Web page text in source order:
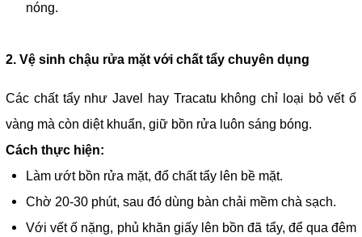
nóng.
2. Vệ sinh chậu rửa mặt với chất tẩy chuyên dụng
Các chất tẩy như Javel hay Tracatu không chỉ loại bỏ vết ố
vàng mà còn diệt khuẩn, giữ bồn rửa luôn sáng bóng.
Cách thực hiện:
Làm ướt bồn rửa mặt, đổ chất tẩy lên bề mặt.
Chờ 20-30 phút, sau đó dùng bàn chải mềm chà sạch.
Với vết ố nặng, phủ khăn giấy lên bồn đã tẩy, để qua đêm